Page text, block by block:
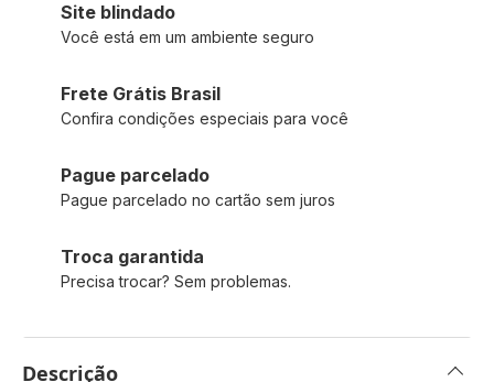
Site blindado
Você está em um ambiente seguro
Frete Grátis Brasil
Confira condições especiais para você
Pague parcelado
Pague parcelado no cartão sem juros
Troca garantida
Precisa trocar? Sem problemas.
Descrição